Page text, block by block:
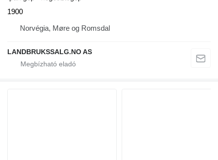
1900
Norvégia, Møre og Romsdal
LANDBRUKSSALG.NO AS